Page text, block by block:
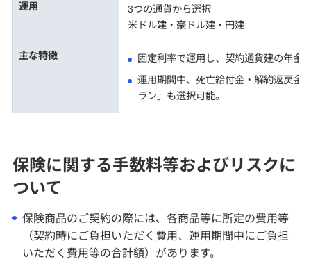
運用
3つの通貨から選択
米ドル建・豪ドル建・円建
主な特徴
固定利率で運用し、契約通貨建の年金
運用期間中、死亡給付金・解約返戻金
ラン」も選択可能。
保険に関する手数料等およびリスクに
ついて
保険商品のご契約の際には、各商品等に所定の費用等
（契約時にご負担いただく費用、運用期間中にご負担
いただく費用等の合計額）があります。